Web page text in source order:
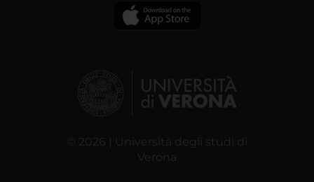
© 2026 | Università degli studi di
Verona